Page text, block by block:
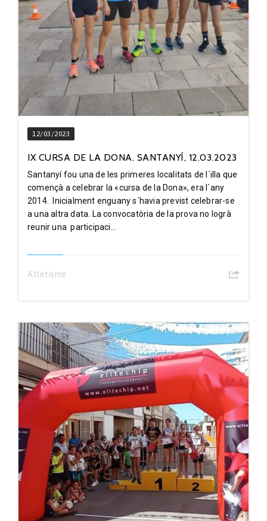
12/03/2023
IX CURSA DE LA DONA. SANTANYÍ, 12.03.2023
Santanyí fou una de les primeres localitats de l´illa que
començà a celebrar la «cursa de la Dona», era l´any
2014. Inicialment enguany s´havia previst celebrar-se
a una altra data. La convocatòria de la prova no logrà
reunir una participaci...
Atletisme